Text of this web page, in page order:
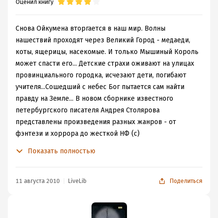
трагический финал).
В общем, это Первый Контакт – каким вы его еще не
видели!
Оценил книгу
Снова Ойкумена вторгается в наш мир. Волны
нашествий проходят через Великий Город - медаеди,
коты, ящерицы, насекомые. И только Мышиный Король
может спасти его... Детские страхи оживают на улицах
провинциального городка, исчезают дети, погибают
учителя...Сошедший с небес Бог пытается сам найти
правду на Земле... В новом сборнике известного
петербургского писателя Андрея Столярова
представлены произведения разных жанров - от
фэнтези и хоррора до жесткой НФ (с)
Я обожаю эту книгу. Могу перечитать ещё 100 раз.
Это сборник рассказов: "Детский мир", "Полнолуние",
"До света", "Взгляд со стороны" и "Я - мышиный король".
Показать полностью
11 августа 2010 LiveLib Поделиться